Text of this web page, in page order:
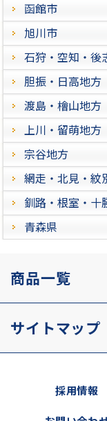
函館市
旭川市
石狩・空知・後
胆振・日高地方
渡島・檜山地方
上川・留萌地方
宗谷地方
網走・北見・紋
釧路・根室・十
青森県
商品一覧
サイトマップ
採用情報